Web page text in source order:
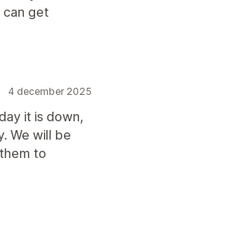
can get
4 december 2025
it is down,
We will be
to